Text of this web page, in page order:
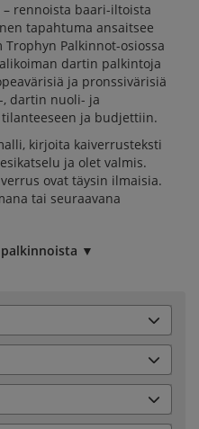
rennoista baari-iltoista
tapahtuma ansaitsee
Trophyn Palkinnot-osiossa
dartin palkintoja
ja pronssivärisiä
, dartin nuoli- ja
ja budjettiin.
kirjoita kaiverrusteksti
ja olet valmis.
ovat täysin ilmaisia.
tai seuraavana
▼